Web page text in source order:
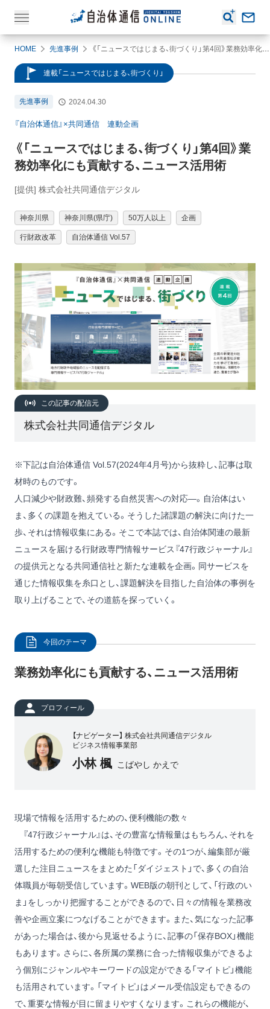
HOME 先進事例 《「ニュースではじまる、街づくり」第4回》業務効率化にも貢献する、ニュース活用術
連載「ニュースではじまる、街づくり」
先進事例 2024.04.30
『自治体通信』×共同通信 連動企画
《「ニュースではじまる、街づくり」第4回》業
務効率化にも貢献する、ニュース活用術
[提供] 株式会社共同通信デジタル
神奈川県 神奈川県(県庁) 50万人以上 企画
行財政改革 自治体通信 Vol.57
この記事の配信元
株式会社共同通信デジタル
※下記は自治体通信 Vol.57(2024年4月号)から抜粋し、記事は取
材時のものです。
人口減少や財政難、頻発する自然災害への対応―。自治体はい
ま、多くの課題を抱えている。そうした諸課題の解決に向けた一
歩、それは情報収集にある。そこで本誌では、自治体関連の最新
ニュースを届ける行財政専門情報サービス『47行政ジャーナル』
の提供元となる共同通信社と新たな連載を企画。同サービスを
通じた情報収集を糸口とし、課題解決を目指した自治体の事例を
取り上げることで、その道筋を探っていく。
今回のテーマ
業務効率化にも貢献する、ニュース活用術
プロフィール
【ナビゲーター】 株式会社共同通信デジタル
ビジネス情報事業部
小林 楓 こばやし かえで
現場で情報を活用するための、便利機能の数々
『47行政ジャーナル』は、その豊富な情報量はもちろん、それを
活用するための便利な機能も特徴です。その1つが、編集部が厳
選した注目ニュースをまとめた「ダイジェスト」で、多くの自治
体職員が毎朝受信しています。WEB版の朝刊として、「行政のい
ま」をしっかり把握することができるので、日々の情報を業務改
善や企画立案につなげることができます。また、気になった記事
があった場合は、後から見返せるように、記事の「保存BOX」機能
もあります。さらに、各所属の業務に合った情報収集ができるよ
う個別にジャンルやキーワードの設定ができる「マイトピ」機能
も活用されています。「マイトピ」はメール受信設定もできるの
で、重要な情報が目に留まりやすくなります。これらの機能が、